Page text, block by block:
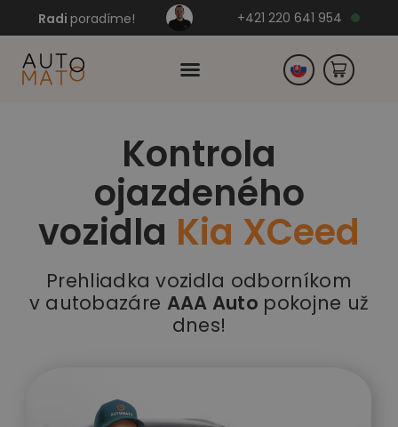
Radi poradíme! +421 220 641 954
Kontrola
ojazdeného
vozidla Kia XCeed
Prehliadka vozidla odborníkom
v autobazáre AAA Auto pokojne už
dnes!